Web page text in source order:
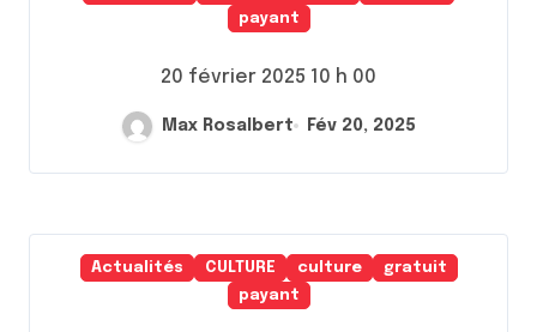
payant
20 février 2025 10 h 00
Max Rosalbert Fév 20, 2025
Actualités CULTURE culture
gratuit
payant